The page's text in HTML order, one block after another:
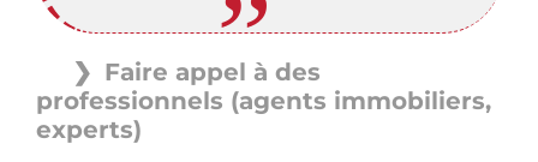
Faire appel à des
professionnels (agents immobiliers,
experts)